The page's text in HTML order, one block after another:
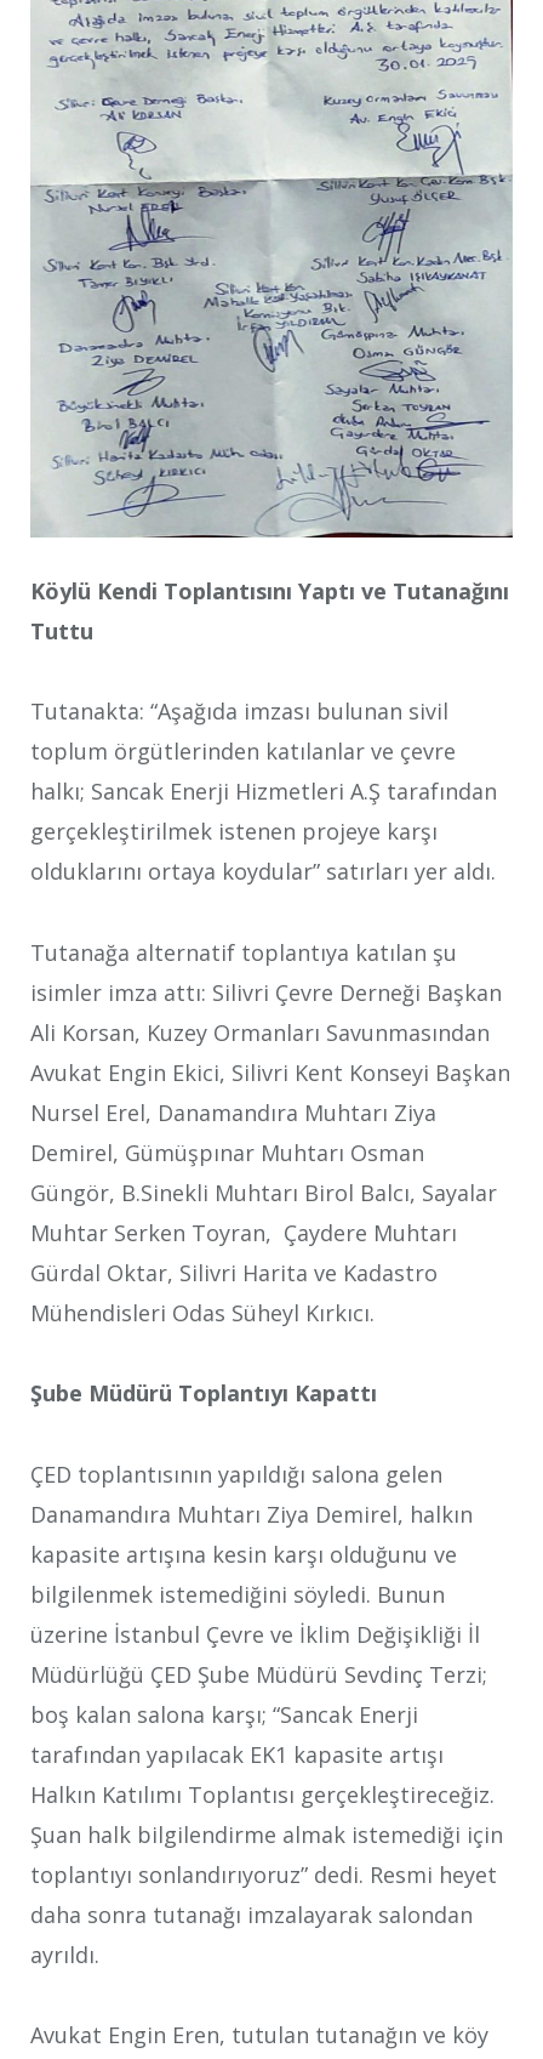
Köylü Kendi Toplantısını Yaptı ve Tutanağını
Tuttu
Tutanakta: “Aşağıda imzası bulunan sivil
toplum örgütlerinden katılanlar ve çevre
halkı; Sancak Enerji Hizmetleri A.Ş tarafından
gerçekleştirilmek istenen projeye karşı
olduklarını ortaya koydular” satırları yer aldı.
Tutanağa alternatif toplantıya katılan şu
isimler imza attı: Silivri Çevre Derneği Başkan
Ali Korsan, Kuzey Ormanları Savunmasından
Avukat Engin Ekici, Silivri Kent Konseyi Başkan
Nursel Erel, Danamandıra Muhtarı Ziya
Demirel, Gümüşpınar Muhtarı Osman
Güngör, B.Sinekli Muhtarı Birol Balcı, Sayalar
Muhtar Serken Toyran, Çaydere Muhtarı
Gürdal Oktar, Silivri Harita ve Kadastro
Mühendisleri Odas Süheyl Kırkıcı.
Şube Müdürü Toplantıyı Kapattı
ÇED toplantısının yapıldığı salona gelen
Danamandıra Muhtarı Ziya Demirel, halkın
kapasite artışına kesin karşı olduğunu ve
bilgilenmek istemediğini söyledi. Bunun
üzerine İstanbul Çevre ve İklim Değişikliği İl
Müdürlüğü ÇED Şube Müdürü Sevdinç Terzi;
boş kalan salona karşı; “Sancak Enerji
tarafından yapılacak EK1 kapasite artışı
Halkın Katılımı Toplantısı gerçekleştireceğiz.
Şuan halk bilgilendirme almak istemediği için
toplantıyı sonlandırıyoruz” dedi. Resmi heyet
daha sonra tutanağı imzalayarak salondan
ayrıldı.
Avukat Engin Eren, tutulan tutanağın ve köy